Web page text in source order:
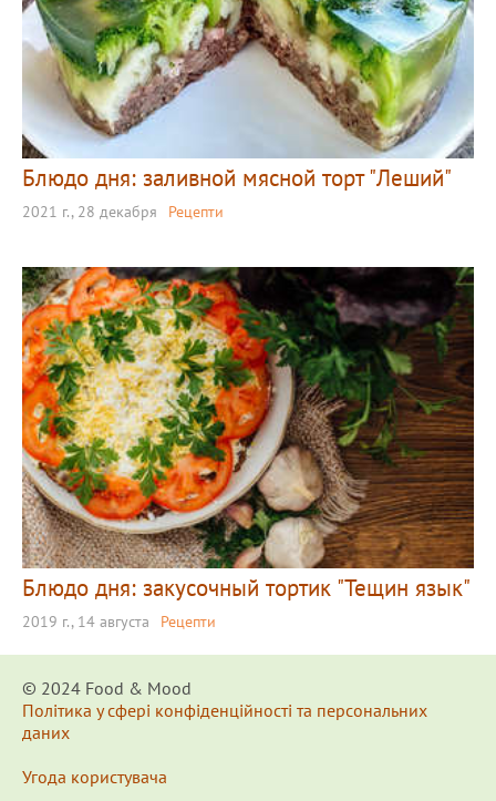
Блюдо дня: заливной мясной торт "Леший"
2021 г., 28 декабря Рецепти
Блюдо дня: закусочный тортик "Тещин язык"
2019 г., 14 августа Рецепти
© 2024 Food & Мood
Політика у сфері конфіденційності та персональних
даних
Угода користувача